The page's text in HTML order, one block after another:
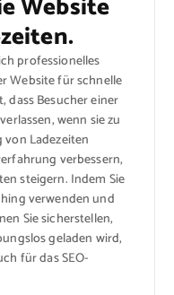
professionelles
Website für schnelle
dass Besucher einer
wenn sie zu
Ladezeiten
verbessern,
steigern. Indem Sie
verwenden und
Sie sicherstellen,
geladen wird,
für das SEO-